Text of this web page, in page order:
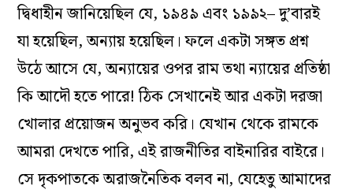
দ্বিধাহীন জানিয়েছিল যে, ১৯৪৯ এবং ১৯৯২– দু’বারই
যা হয়েছিল, অন্যায় হয়েছিল। ফলে একটা সঙ্গত প্রশ্ন
উঠে আসে যে, অন্যায়ের ওপর রাম তথা ন্যায়ের প্রতিষ্ঠা
কি আদৌ হতে পারে! ঠিক সেখানেই আর একটা দরজা
খোলার প্রয়োজন অনুভব করি। যেখান থেকে রামকে
আমরা দেখতে পারি, এই রাজনীতির বাইনারির বাইরে।
সে দৃকপাতকে অরাজনৈতিক বলব না, যেহেতু আমাদের